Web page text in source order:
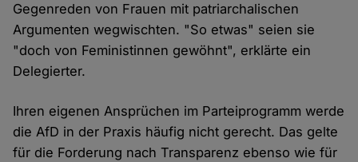
Gegenreden von Frauen mit patriarchalischen
Argumenten wegwischten. "So etwas" seien sie
"doch von Feministinnen gewöhnt", erklärte ein
Delegierter.
Ihren eigenen Ansprüchen im Parteiprogramm werde
die AfD in der Praxis häufig nicht gerecht. Das gelte
für die Forderung nach Transparenz ebenso wie für